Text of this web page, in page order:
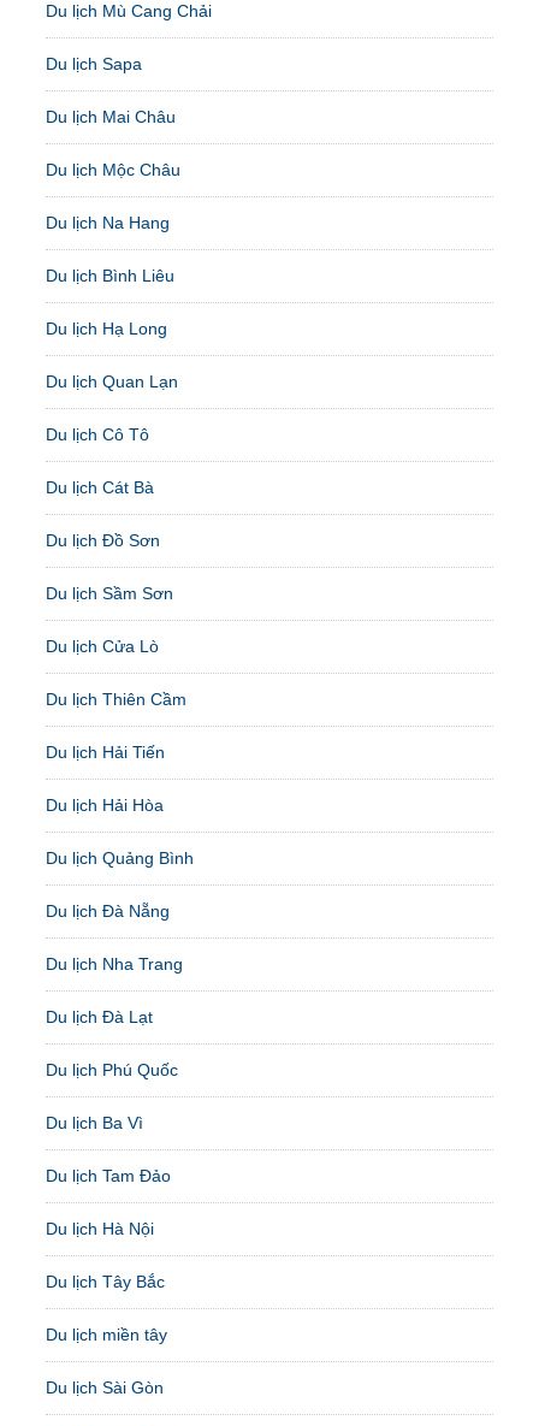
Du lịch Mù Cang Chải
Du lịch Sapa
Du lịch Mai Châu
Du lịch Mộc Châu
Du lịch Na Hang
Du lịch Bình Liêu
Du lịch Hạ Long
Du lịch Quan Lạn
Du lịch Cô Tô
Du lịch Cát Bà
Du lịch Đồ Sơn
Du lịch Sầm Sơn
Du lịch Cửa Lò
Du lịch Thiên Cầm
Du lịch Hải Tiến
Du lịch Hải Hòa
Du lịch Quảng Bình
Du lịch Đà Nẵng
Du lịch Nha Trang
Du lịch Đà Lạt
Du lịch Phú Quốc
Du lịch Ba Vì
Du lịch Tam Đảo
Du lịch Hà Nội
Du lịch Tây Bắc
Du lịch miền tây
Du lịch Sài Gòn